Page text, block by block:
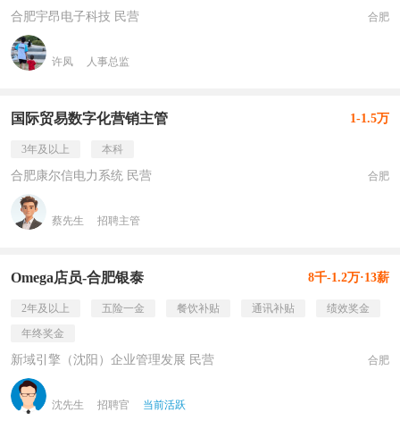
合肥宇昂电子科技 民营 合肥
许凤 人事总监
国际贸易数字化营销主管 1-1.5万
3年及以上 本科
合肥康尔信电力系统 民营 合肥
蔡先生 招聘主管
Omega店员-合肥银泰 8千-1.2万·13薪
2年及以上 五险一金 餐饮补贴 通讯补贴
绩效奖金
年终奖金
新域引擎（沈阳）企业管理发展 民营 合肥
沈先生 招聘官 当前活跃